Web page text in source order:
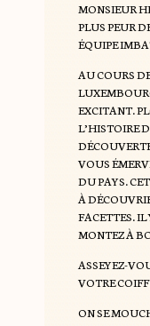
MONSIEUR
PLUS PEUR
ÉQUIPE
AU COURS
EXCITANT.
L’HISTOIRE
VOUS
DU PAYS.
À
FACETTES. IL
MONTEZ À
ASSEYEZ-
VOTRE
ON SE